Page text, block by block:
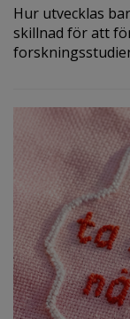
Hur utvecklas
skillnad för att